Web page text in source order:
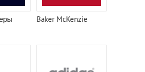
Baker McKenzie